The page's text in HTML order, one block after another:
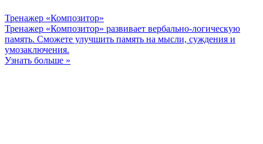
Тренажер «Композитор»
Тренажер «Композитор» развивает вербально-логическую
память. Сможете улучшить память на мысли, суждения и
умозаключения.
Узнать больше »